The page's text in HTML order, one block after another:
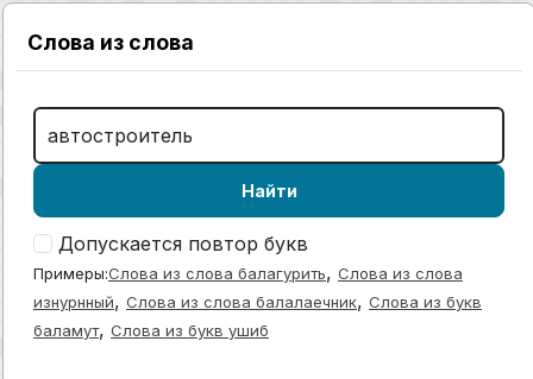
Слова из слова
Найти
Допускается повтор букв
Примеры:Слова из слова балагурить, Слова из слова
изнурнный, Слова из слова балалаечник, Слова из букв
баламут, Слова из букв ушиб